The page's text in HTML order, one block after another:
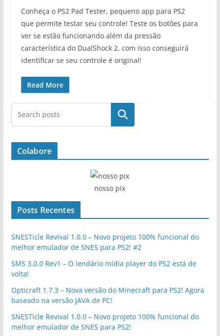
Conheça o PS2 Pad Tester, pequeno app para PS2
que permite testar seu controle! Teste os botões para
ver se estão funcionando além da pressão
característica do DualShock 2, com isso conseguirá
identificar se seu controle é original!
Read More
Pesquisar
Colabore
nosso pix
Posts Recentes
SNESTicle Revival 1.0.0 – Novo projeto 100% funcional do
melhor emulador de SNES para PS2! #2
SMS 3.0.0 Rev1 – O lendário mídia player do PS2 está de
volta!
Opticraft 1.7.3 – Nova versão do Minecraft para PS2! Agora
baseado na versão JAVA de PC!
SNESTicle Revival 1.0.0 – Novo projeto 100% funcional do
melhor emulador de SNES para PS2!